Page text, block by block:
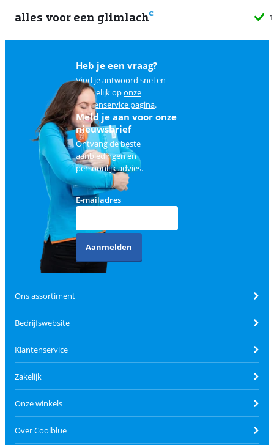
alles voor een glimlach
Heb je een vraag?
Vind je antwoord snel en
makkelijk oponze
klantenservice pagina.
Meld je aan voor onze
nieuwsbrief
Ontvang de beste
aanbiedingen en
persoonlijk advies.
E-mailadres
Aanmelden
Ons assortiment
Bedrijfswebsite
Klantenservice
Zakelijk
Onze winkels
Over Coolblue